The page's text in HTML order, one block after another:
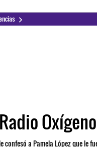
Oxígeno
confesó a Pamela López que le